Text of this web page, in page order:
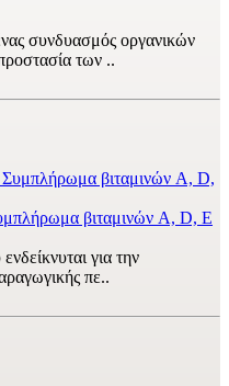
συνδυασμός οργανικών
των ..
βιταμινών A, D, E
για την
πε..